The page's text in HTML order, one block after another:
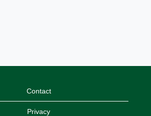
Contact
Privacy